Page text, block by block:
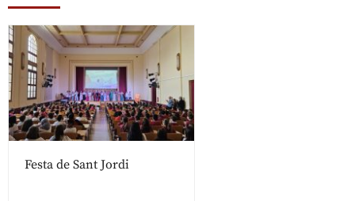
Festa de Sant Jordi